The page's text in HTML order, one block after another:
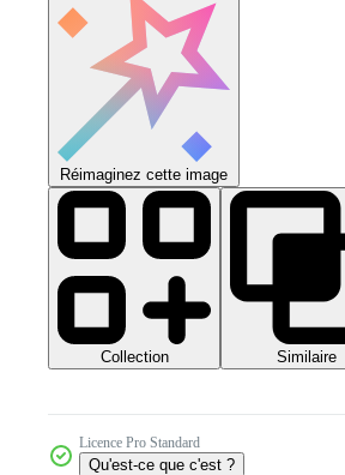
Réimaginez cette image
Collection Similaire
Licence Pro Standard
Qu'est-ce que c'est ?